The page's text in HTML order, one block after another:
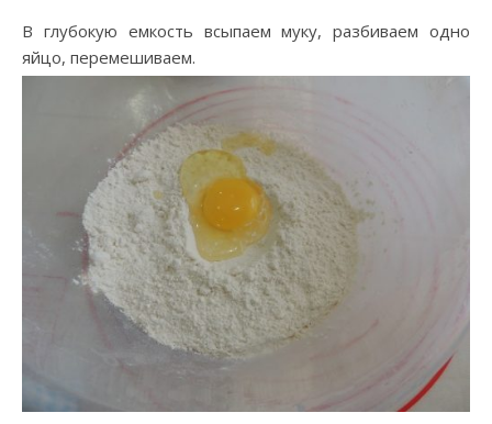
В глубокую емкость всыпаем муку, разбиваем одно
яйцо, перемешиваем.